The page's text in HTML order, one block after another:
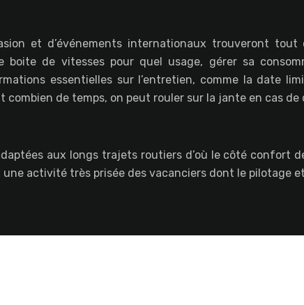
et d’événements internationaux trouveront
boite de vitesses pour quel usage, gérer sa
essentielles sur l’entretien, comme la date
de temps, on peut rouler sur la jante en cas
aux longs trajets routiers d’où le côté confort
activité très prisée des vacanciers dont le pilotage